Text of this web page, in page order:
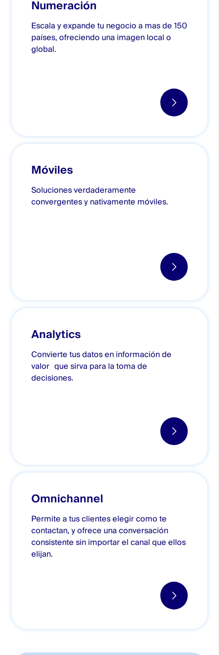
Numeración
Escala y expande tu negocio a mas de 150
países, ofreciendo una imagen local o
global.
Móviles
Soluciones verdaderamente
convergentes y nativamente móviles.
Analytics
Convierte tus datos en información de
valor que sirva para la toma de
decisiones.
Omnichannel
Permite a tus clientes elegir como te
contactan, y ofrece una conversación
consistente sin importar el canal que ellos
elijan.